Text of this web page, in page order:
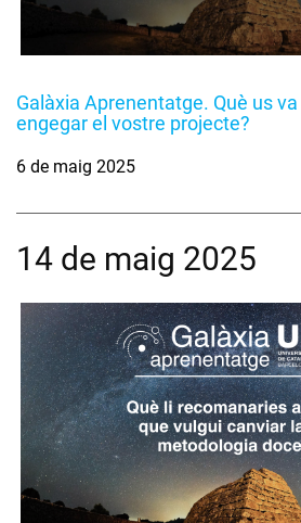
Galàxia Aprenentatge. Què us
engegar el vostre projecte?
6 de maig 2025
14 de maig 2025